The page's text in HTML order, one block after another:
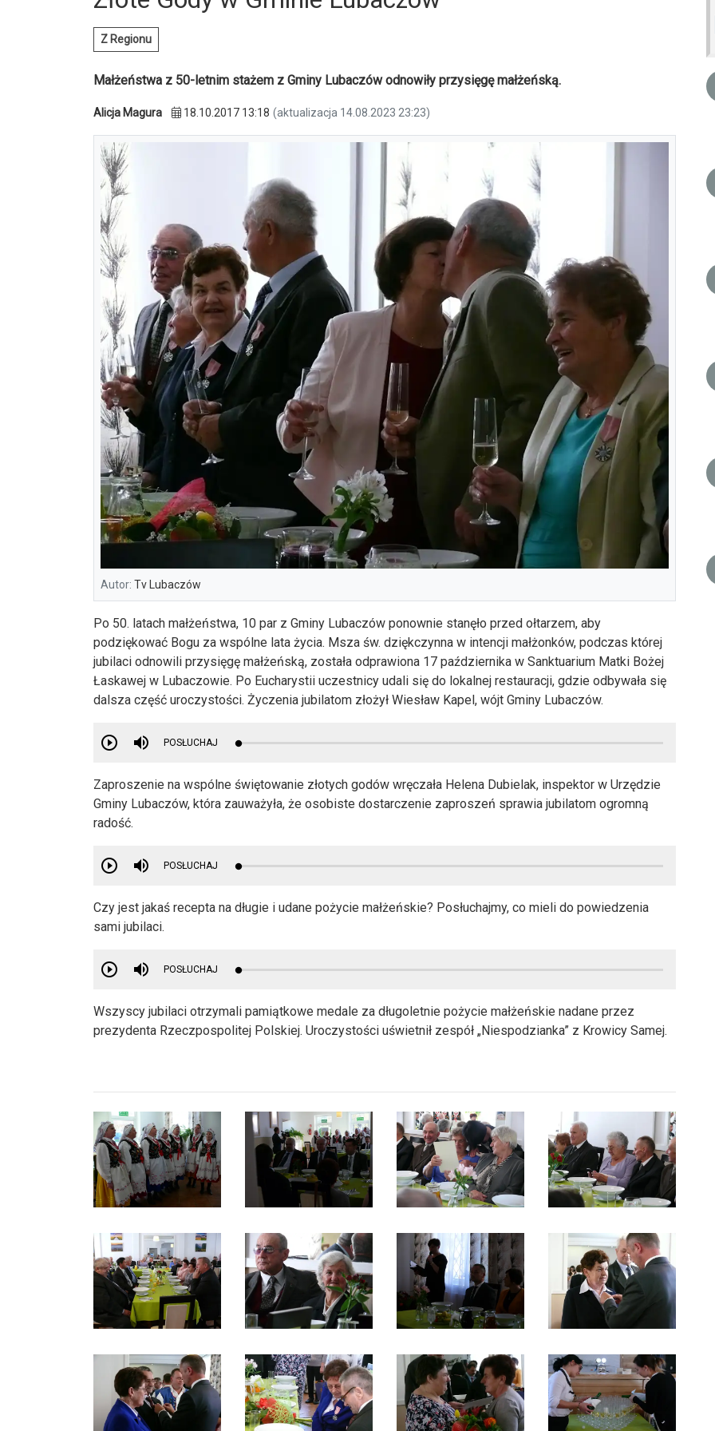
Z Regionu
Małżeństwa z 50-letnim stażem z Gminy Lubaczów odnowiły przysięgę małżeńską.
Alicja Magura 18.10.2017 13:18 (aktualizacja 14.08.2023 23:23)
Autor: Tv Lubaczów
Po 50. latach małżeństwa, 10 par z Gminy Lubaczów ponownie stanęło przed ołtarzem, aby
podziękować Bogu za wspólne lata życia. Msza św. dziękczynna w intencji małżonków, podczas której
jubilaci odnowili przysięgę małżeńską, została odprawiona 17 października w Sanktuarium Matki Bożej
Łaskawej w Lubaczowie. Po Eucharystii uczestnicy udali się do lokalnej restauracji, gdzie odbywała się
dalsza część uroczystości. Życzenia jubilatom złożył Wiesław Kapel, wójt Gminy Lubaczów.
POSŁUCHAJ
Zaproszenie na wspólne świętowanie złotych godów wręczała Helena Dubielak, inspektor w Urzędzie
Gminy Lubaczów, która zauważyła, że osobiste dostarczenie zaproszeń sprawia jubilatom ogromną
radość.
POSŁUCHAJ
Czy jest jakaś recepta na długie i udane pożycie małżeńskie? Posłuchajmy, co mieli do powiedzenia
sami jubilaci.
POSŁUCHAJ
Wszyscy jubilaci otrzymali pamiątkowe medale za długoletnie pożycie małżeńskie nadane przez
prezydenta Rzeczpospolitej Polskiej. Uroczystości uświetnił zespół „Niespodzianka” z Krowicy Samej.